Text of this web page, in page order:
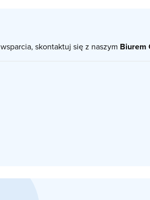
skontaktuj się z naszym Biurem